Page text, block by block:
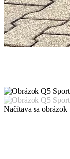
Načítava sa obrázok